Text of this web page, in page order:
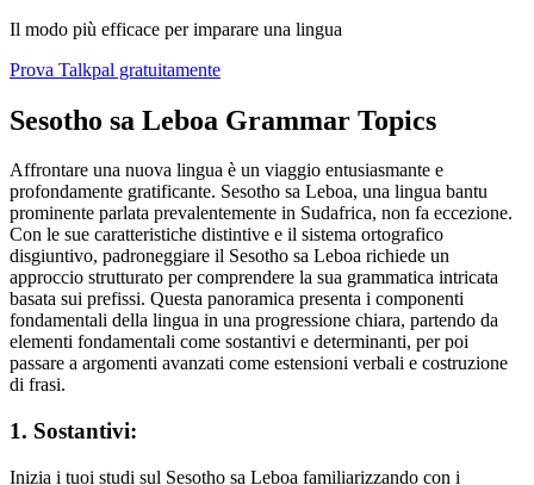
Il modo più efficace per imparare una lingua
Prova Talkpal gratuitamente
Sesotho sa Leboa Grammar Topics
Affrontare una nuova lingua è un viaggio entusiasmante e
profondamente gratificante. Sesotho sa Leboa, una lingua bantu
prominente parlata prevalentemente in Sudafrica, non fa eccezione.
Con le sue caratteristiche distintive e il sistema ortografico
disgiuntivo, padroneggiare il Sesotho sa Leboa richiede un
approccio strutturato per comprendere la sua grammatica intricata
basata sui prefissi. Questa panoramica presenta i componenti
fondamentali della lingua in una progressione chiara, partendo da
elementi fondamentali come sostantivi e determinanti, per poi
passare a argomenti avanzati come estensioni verbali e costruzione
di frasi.
1. Sostantivi:
Inizia i tuoi studi sul Sesotho sa Leboa familiarizzando con i